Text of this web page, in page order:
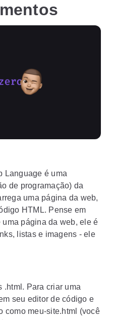
Language é uma
de programação) da
uma página da web,
HTML. Pense em
página da web, ele é
listas e imagens - ele
.html. Para criar uma
seu editor de código e
como meu-site.html (você